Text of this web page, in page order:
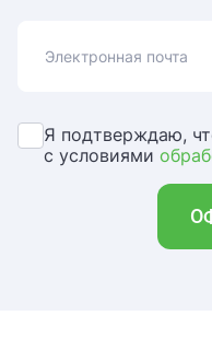
Электронная почта
Я подтверждаю,
с условиями